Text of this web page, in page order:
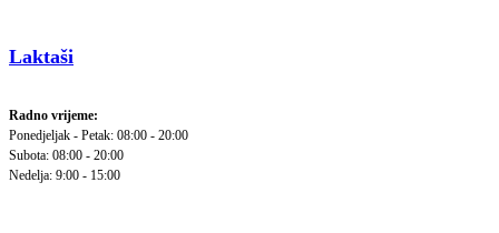
Laktaši
Radno vrijeme:
Ponedjeljak - Petak: 08:00 - 20:00
Subota: 08:00 - 20:00
Nedelja: 9:00 - 15:00